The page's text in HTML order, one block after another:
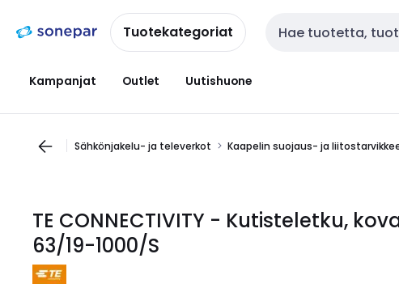
navigointiinsisältöönTuotekategoriat Haku
Kampanjat Outlet Uutishuone
Sähkönjakelu- ja televerkot Kaapelin suojaus- ja
TE CONNECTIVITY - Kutisteletku,
63/19-1000/S